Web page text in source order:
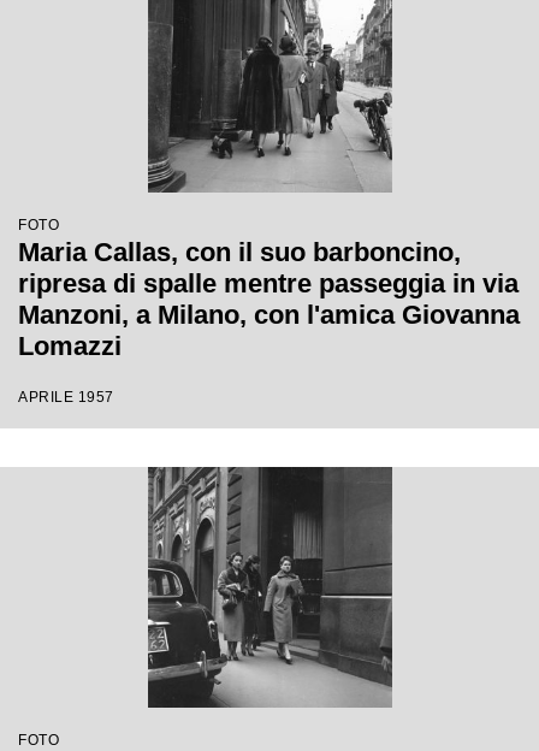
FOTO
Maria Callas, con il suo barboncino,
ripresa di spalle mentre passeggia in via
Manzoni, a Milano, con l'amica Giovanna
Lomazzi
APRILE 1957
FOTO